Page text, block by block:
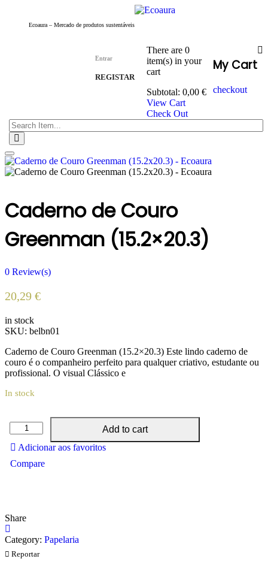
Ecoaura – Mercado de produtos sustentáveis
Entrar
REGISTAR
My Cart
checkout
There are 0
item(s) in your
cart
Subtotal: 0,00 €
View Cart
Check Out
Toggle
navigation
Caderno de Couro
Greenman (15.2×20.3)
0 Review(s)
20,29 €
in stock
SKU: belbn01
Caderno de Couro Greenman (15.2×20.3) Este lindo caderno de
couro é o companheiro perfeito para qualquer criativo, estudante ou
profissional. O visual Clássico e
In stock
Caderno
de
Couro
Greenman
(15.2x20.3)
Add to cart
Adicionar aos favoritos
Compare
Share
Category: Papelaria
Reportar